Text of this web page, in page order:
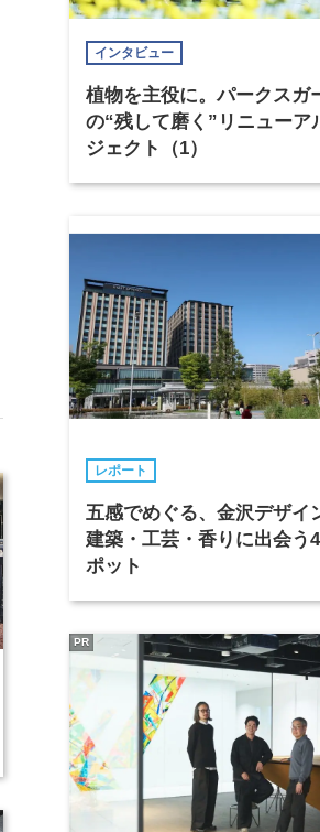
インタビュー
植物を主役に。パークスガ
の“残して磨く”リニューア
ジェクト（1）
レポート
五感でめぐる、金沢デザイ
建築・工芸・香りに出会う
ポット
PR